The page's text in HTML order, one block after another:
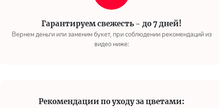
Гарантируем свежесть - до 7 дней!
Вернем деньги или заменим букет, при соблюдении рекомендаций из
видео ниже:
Рекомендации по уходу за цветами: